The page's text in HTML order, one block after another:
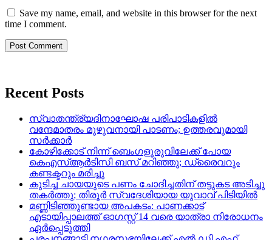
Save my name, email, and website in this browser for the next
time I comment.
Recent Posts
സ്വാതന്ത്ര്യദിനാഘോഷ പരിപാടികളിൽ
വന്ദേമാതരം മുഴുവനായി പാടണം; ഉത്തരവുമായി
സർക്കാർ
കോഴിക്കോട് നിന്ന് ബെംഗളൂരുവിലേക്ക് പോയ
കെഎസ്ആർടിസി ബസ് മറിഞ്ഞു; ഡ്രൈവറും
കണ്ടക്ടറും മരിച്ചു
കുടിച്ച ചായയുടെ പണം ചോദിച്ചതിന് തട്ടുകട അടിച്ചു
തകർത്തു; തിരൂർ സ്വദേശിയായ യുവാവ് പിടിയിൽ
മണ്ണിടിഞ്ഞുണ്ടായ അപകടം: പാണക്കാട്
എടായിപ്പാലത്ത് ഓഗസ്റ്റ് 14 വരെ യാത്രാ നിരോധനം
ഏര്‍പ്പെടുത്തി